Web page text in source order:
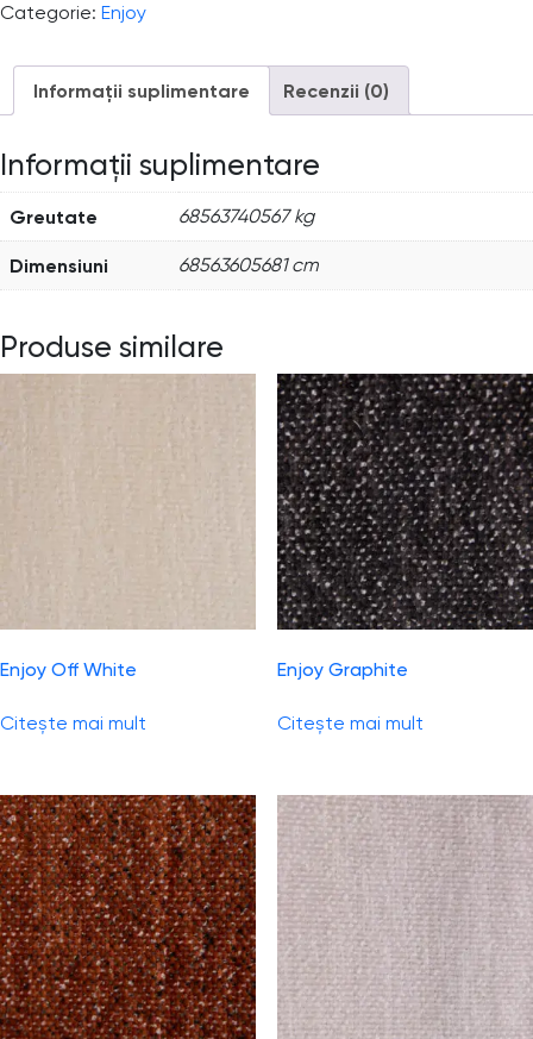
Categorie: Enjoy
Informații suplimentare Recenzii (0)
Informații suplimentare
Greutate 68563740567 kg
Dimensiuni 68563605681 cm
Produse similare
Enjoy Off White
Citește mai mult
Enjoy Graphite
Citește mai mult